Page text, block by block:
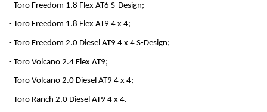
- Toro Freedom 1.8 Flex AT6 S-Design;
- Toro Freedom 1.8 Flex AT9 4 x 4;
- Toro Freedom 2.0 Diesel AT9 4 x 4 S-Design;
- Toro Volcano 2.4 Flex AT9;
- Toro Volcano 2.0 Diesel AT9 4 x 4;
- Toro Ranch 2.0 Diesel AT9 4 x 4.